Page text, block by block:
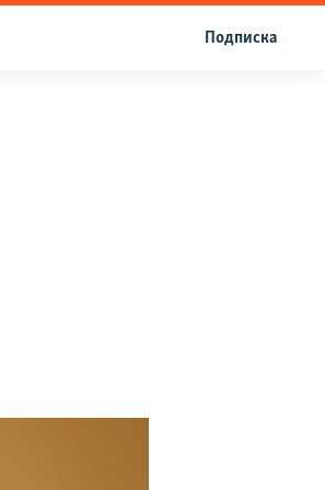
Подписка